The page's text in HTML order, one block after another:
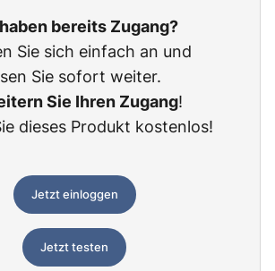
bereits Zugang?
Sie sich einfach an und
Sie sofort weiter.
Sie Ihren Zugang!
dieses Produkt kostenlos!
Jetzt einloggen
Jetzt testen